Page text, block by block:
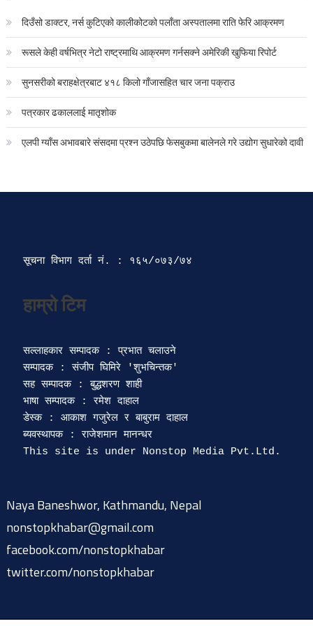
दिउँसो डाक्टर, नर्स कुटिएको कालीकोटको पलाँता अस्पतालमा राति फेरि आक्रमण
रूसले केही वर्षभित्र नेटो राष्ट्रमाथि आक्रमण गर्नसक्ने अमेरिकी खुफिया रिपोर्ट
सुनसरीको बराहक्षेत्रबाट ४१८ किलो गाँजासहित चार जना पक्राउ
पत्रकार ढकाललाई मातृशोक
एलपी ग्याँस अभावबारे संसदमा प्रश्न उठेपछि फेसबुकमा बालेनले गरे उद्योग सुधारेको दावी
सूचना विभाग दर्ता‍ नं. : १६५/०७३/७४
हाम्रो टिम
सल्लाहकार सम्पादक : प्रभात चलाउने
सम्पादक : संजीप घिमिरे 'शुभचिन्तक'
सह सम्पादक : बुद्धशरण शाही
भाषा सम्पादक : रमेश दाहाल
डेस्क : आकाश गजुरेल र बाबुराम दाहाल
ब्यवस्थापक : राजेशमान मानन्धर
Naya Baneshwor, Kathmandu, Nepal
nonstopkhabar@gmail.com
facebook.com/nonstopkhabar
twitter.com/nonstopkhabar